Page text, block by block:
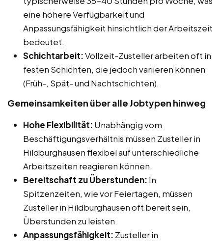
eine höhere Verfügbarkeit und
Anpassungsfähigkeit hinsichtlich der Arbeitszeit
bedeutet.
Schichtarbeit:Vollzeit-Zusteller arbeiten oft in
festen Schichten, die jedoch variieren können
(Früh-, Spät- und Nachtschichten).
Gemeinsamkeiten über alle Jobtypen hinweg
Hohe Flexibilität: Unabhängig vom
Beschäftigungsverhältnis müssen Zusteller in
Hildburghausen flexibel auf unterschiedliche
Arbeitszeiten reagieren können.
Bereitschaft zu Überstunden: In
Spitzenzeiten, wie vor Feiertagen, müssen
Zusteller in Hildburghausen oft bereit sein,
Überstunden zu leisten.
Anpassungsfähigkeit: Zusteller in